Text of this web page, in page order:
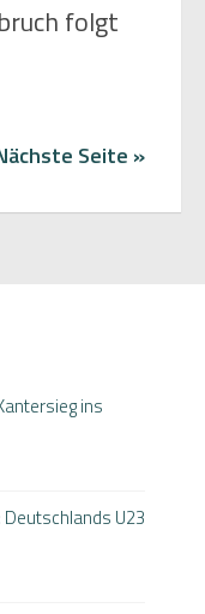
folgt
Seite »
ins
U23